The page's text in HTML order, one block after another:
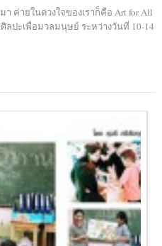
ค่ายในดวงใจของเราก็คือ Art for All
ปะเพื่อมวลมนุษย์ ระหว่างวันที่ 10-14